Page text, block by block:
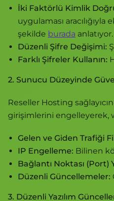
İki Faktörlü Kimlik
uygulaması
şekilde burada anlatıyor.
Düzenli Şifre Değişimi:
Farklı Şifreler Kullanın:
2. Sunucu Düzeyinde
Reseller Hosting
girişimlerini engelleyerek,
Gelen ve Giden Trafiği
IP Engelleme: Bilinen
Bağlantı Noktası (Port)
Düzenli Güncellemeler:
3. Düzenli Yazılım